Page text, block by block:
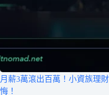
月薪3萬滾出百萬！小資族理
悔！